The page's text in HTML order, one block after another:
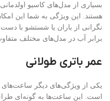
بسیاری از مدل‌های کاسیو
هستند. این ویژگی به شما این
نگرانی از باران یا شستشو با
برابر آب در مدل‌های مختلف
عمر باتری طولانی
یکی از ویژگی‌های دیگر ساعت‌های
است. این ساعت‌ها به گونه‌ای